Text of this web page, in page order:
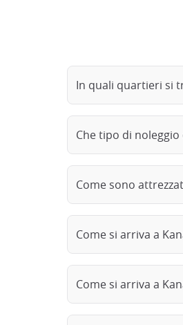
In quali quartieri si
Che tipo di noleggio
Come sono
Come si arriva a
Come si arriva a